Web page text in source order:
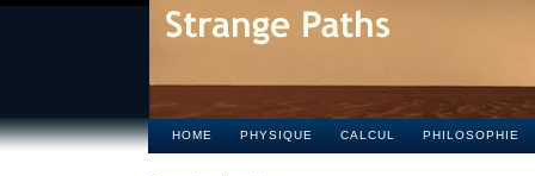
HOME PHYSIQUE CALCUL PHILOSOPHIE